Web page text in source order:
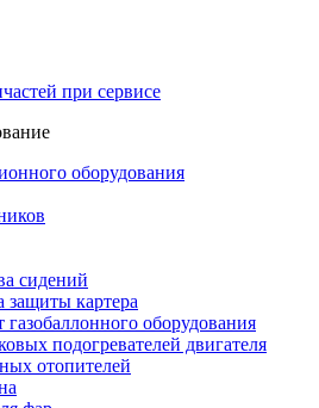
при сервисе
оборудования
сидений
защиты картера
газобаллонного оборудования
подогревателей двигателя
отопителей